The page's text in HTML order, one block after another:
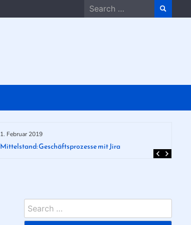
Search
for:
1. Februar 2019
Mittelstand: Geschäftsprozesse mit Jira
Search
for: